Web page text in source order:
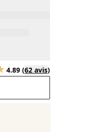
4.89 (62 avis)